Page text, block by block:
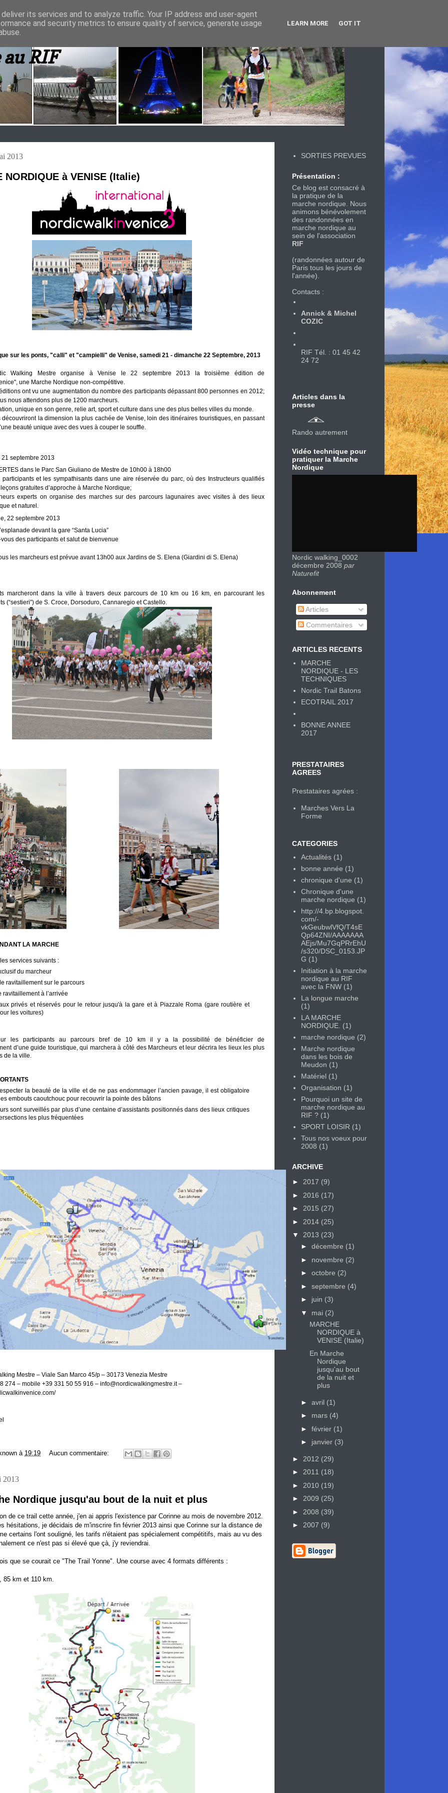
RIF
2013
NORDIQUE à VENISE (Italie)
sur les ponts, "calli" et "campielli" de Venise, samedi 21 - dimanche 22 Septembre, 2013
Walking Mestre organise à Venise le 22 septembre 2013 la troisième édition de
une Marche Nordique non-compétitive.
ont vu une augmentation du nombre des participants dépassant 800 personnes en 2012;
nous attendons plus de 1200 marcheurs.
unique en son genre, relie art, sport et culture dans une des plus belles villes du monde.
découvriront la dimension la plus cachée de Venise, loin des itinéraires touristiques, en passant
beauté unique avec des vues à couper le souffle.
septembre 2013
dans le Parc San Giuliano de Mestre de 10h00 à 18h00
participants et les sympathisants dans une aire réservée du parc, où des Instructeurs qualifiés
gratuites d’approche à Marche Nordique;
experts on organise des marches sur des parcours lagunaires avec visites à des lieux
et naturel.
22 septembre 2013
devant la gare “Santa Lucia”
des participants et salut de bienvenue
les marcheurs est prévue avant 13h00 aux Jardins de S. Elena (Giardini di S. Elena)
marcheront dans la ville à travers deux parcours de 10 km ou 16 km, en parcourant les
(“sestieri”) de S. Croce, Dorsoduro, Cannaregio et Castello.
LA MARCHE
services suivants :
du marcheur
ravitaillement sur le parcours
ravitaillement à l’arrivée
privés et réservés pour le retour jusqu'à la gare et à Piazzale Roma (gare routière et
les voitures)
les participants au parcours bref de 10 km il y a la possibilité de bénéficier de
d’une guide touristique, qui marchera à côté des Marcheurs et leur décrira les lieux les plus
de la ville.
la beauté de la ville et de ne pas endommager l’ancien pavage, il est obligatoire
embouts caoutchouc pour recouvrir la pointe des bâtons
sont surveillés par plus d’une centaine d’assistants positionnés dans des lieux critiques
les plus fréquentées
Mestre – Viale San Marco 45/p – 30173 Venezia Mestre
274 – mobile +39 331 50 55 916 – info@nordicwalkingmestre.it –
à 19:19 Aucun commentaire:
2013
Nordique jusqu'au bout de la nuit et plus
de ce trail cette année, j'en ai appris l'existence par Corinne au mois de novembre 2012.
hésitations, je décidais de m'inscrire fin février 2013 ainsi que Corinne sur la distance de
certains l'ont souligné, les tarifs n'étaient pas spécialement compétitifs, mais au vu des
ce n'est pas si élevé que çà, j'y reviendrai.
que se courait ce "The Trail Yonne". Une course avec 4 formats différents :
85 km et 110 km.
SORTIES PREVUES
Présentation :
Ce blog est consacré à
la pratique de la
marche nordique. Nous
animons bénévolement
des randonnées en
marche nordique au
sein de l'association
RIF
(randonnées autour de
Paris tous les jours de
l'année).
Contacts :
Annick & Michel
COZIC
RIF Tél. : 01 45 42
24 72
Articles dans la
presse
Rando autrement
Vidéo technique pour
pratiquer la Marche
Nordique
Nordic walking_0002
décembre 2008 par
Naturefit
Abonnement
Articles
Commentaires
ARTICLES RECENTS
MARCHE
NORDIQUE - LES
TECHNIQUES
Nordic Trail Batons
ECOTRAIL 2017
BONNE ANNEE
2017
PRESTATAIRES
AGREES
Prestataires agrées :
Marches Vers La
Forme
CATEGORIES
Actualités (1)
bonne année (1)
chronique d'une (1)
Chronique d'une
marche nordique (1)
http://4.bp.blogspot.
com/-
vkGeubwlVfQ/T4sE
Qp64ZNI/AAAAAAA
AEjs/Mu7GqPRrEhU
/s320/DSC_0153.JP
G (1)
Initiation à la marche
nordique au RIF
avec la FNW (1)
La longue marche
(1)
LA MARCHE
NORDIQUE. (1)
marche nordique (2)
Marche nordique
dans les bois de
Meudon (1)
Matériel (1)
Organisation (1)
Pourquoi un site de
marche nordique au
RIF ? (1)
SPORT LOISIR (1)
Tous nos voeux pour
2008 (1)
ARCHIVE
► 2017 (9)
► 2016 (17)
► 2015 (27)
► 2014 (25)
▼ 2013 (23)
► décembre (1)
► novembre (2)
► octobre (2)
► septembre (4)
► juin (3)
▼ mai (2)
MARCHE
NORDIQUE à
VENISE (Italie)
En Marche
Nordique
jusqu'au bout
de la nuit et
plus
► avril (1)
► mars (4)
► février (1)
► janvier (3)
► 2012 (29)
► 2011 (18)
► 2010 (19)
► 2009 (25)
► 2008 (39)
► 2007 (9)
its services and to analyze traffic. Your IP address and user-agent
and security metrics to ensure quality of service, generate usage
LEARN MORE GOT IT